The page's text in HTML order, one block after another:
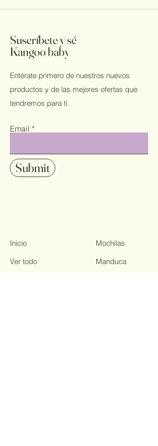
Suscríbete y sé
Kangoo baby
Entérate primero de nuestros nuevos
productos y de las mejores ofertas que
tendremos para ti.
Email
Submit
Inicio
Ver todo
Mochilas
Manduca